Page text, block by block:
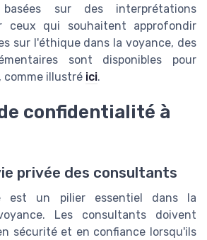
sur des interprétations
ceux qui souhaitent approfondir
sur l'éthique dans la voyance, des
sont disponibles pour
comme illustré ici.
confidentialité à
privée des consultants
est un pilier essentiel dans la
Les consultants doivent
sécurité et en confiance lorsqu'ils